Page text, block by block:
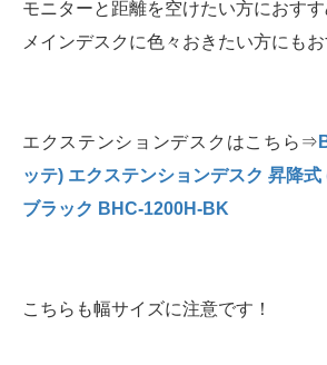
モニターと距離を空けたい方におすす
メインデスクに色々おきたい方にもお
エクステンションデスクはこちら⇒
ッテ) エクステンションデスク 昇降
ブラック BHC-1200H-BK
こちらも幅サイズに注意です！